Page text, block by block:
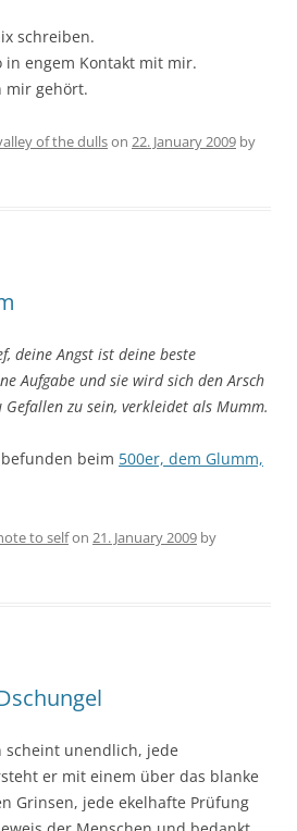
schreiben.
in engem Kontakt mit mir.
mir gehört.
of the dullson 22. January 2009 by
deine Angst ist deine beste
Aufgabe und sie wird sich den Arsch
zu sein, verkleidet als Mumm.
beim 500er, dem Glumm,
to selfon 21. January 2009 by
scheint unendlich, jede
er mit einem über das blanke
Grinsen, jede ekelhafte Prüfung